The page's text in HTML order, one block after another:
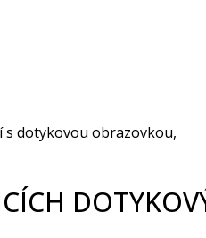
s dotykovou obrazovkou,